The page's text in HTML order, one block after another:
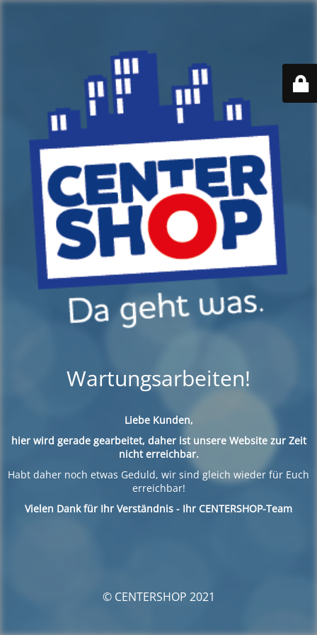
Wartungsarbeiten!
Liebe Kunden,
hier wird gerade gearbeitet, daher ist unsere Website zur Zeit
nicht erreichbar.
Habt daher noch etwas Geduld, wir sind gleich wieder für Euch
erreichbar!
Vielen Dank für Ihr Verständnis - Ihr CENTERSHOP-Team
© CENTERSHOP 2021